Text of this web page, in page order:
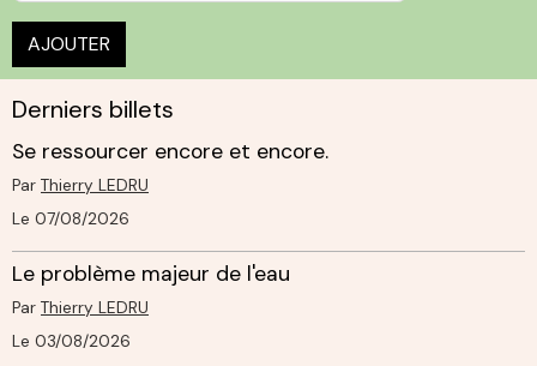
AJOUTER
Derniers billets
Se ressourcer encore et encore.
Par Thierry LEDRU
Le 07/08/2026
Le problème majeur de l'eau
Par Thierry LEDRU
Le 03/08/2026